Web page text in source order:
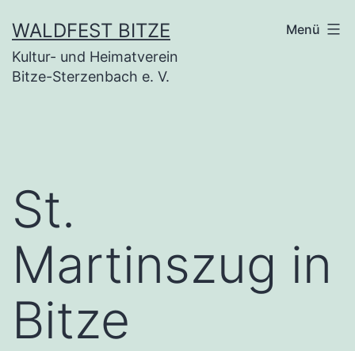
Inhalt
springen
WALDFEST BITZE
Kultur- und Heimatverein
Bitze-Sterzenbach e. V.
Menü
St.
Martinszug in
Bitze